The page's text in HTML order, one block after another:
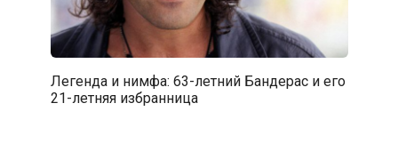
Легенда и нимфа: 63-летний Бандерас и его
21-летняя избранница